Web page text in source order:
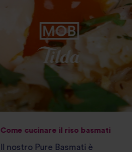
Come cucinare il riso basmati
Il nostro Pure Basmati è